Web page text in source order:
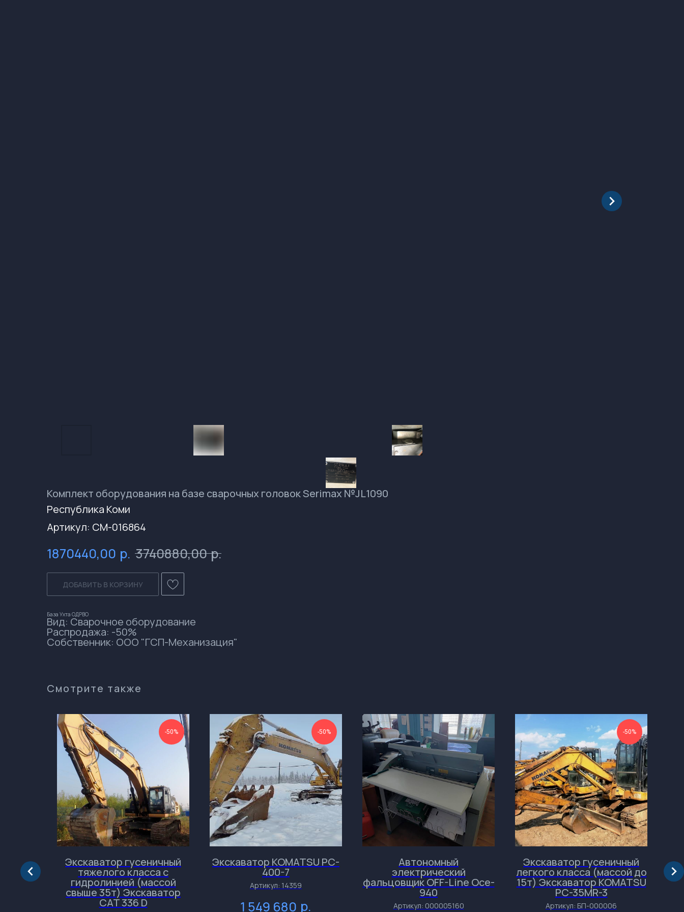
Комплект оборудования на базе сварочных головок Serimax №JL1090
Республика Коми
Артикул: СМ-016864
1870440,00 р. 3740880,00 р.
ДОБАВИТЬ В КОРЗИНУ
База Ухта ОДРВО
Вид: Сварочное оборудование
Распродажа: -50%
Собственник: ООО "ГСП-Механизация"
Смотрите также
(21-
1
-50%
Экскаватор гусеничный
тяжелого класса с
гидролинией (массой
свыше 35т) Экскаватор
CAT 336 D
-50%
Экскаватор KOMATSU PC-
400-7
Артикул: 14359
1 549 680 р.
Автономный
электрический
фальцовщик OFF-Line Oce-
940
Артикул: 000005160
-50%
Экскаватор гусеничный
легкого класса (массой до
15т) Экскаватор KOMATSU
PC-35MR-3
Артикул: БП-000006